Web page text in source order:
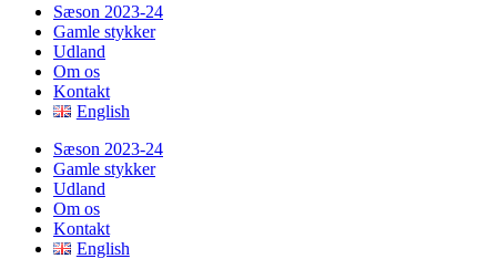
Sæson 2023-24
Gamle stykker
Udland
Om os
Kontakt
English
Sæson 2023-24
Gamle stykker
Udland
Om os
Kontakt
English